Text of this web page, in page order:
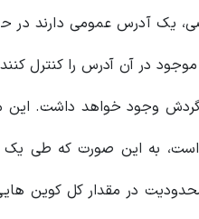
یک آدرس عمومی دارند در
در آن آدرس را کنترل
در گردش وجود خواهد داشت.
به این صورت که طی یک
در مقدار کل کوین